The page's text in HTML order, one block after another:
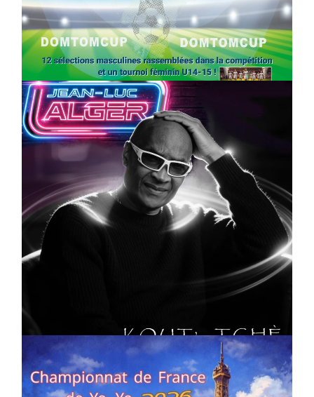
SPORT COMPÉTITIONS FOOTBALL JEUNESSE & SPORTS
Foot : la DTC 2026 approche
On03/04/2026byWebmaster2Risi
CULTURE
Artiste W2R : Jean Luc ALGER
On